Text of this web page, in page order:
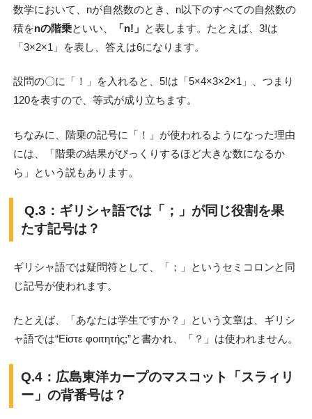
数学において、nが自然数のとき、n以下のすべての自然数の
積をnの階乗といい、 「n!」 と表します。たとえば、3!は
「3×2×1」を表し、答えは6になります。
設問の〇に「！」を入れると、5!は「5×4×3×2×1」、つまり
120を表すので、等式が成り立ちます。
ちなみに、階乗の記号に「！」が使われるようになった理由
には、「階乗の結果がびっくりするほど大きな数になるか
ら」という説もあります。
Q.3：ギリシャ語では「；」が同じ役割を果
たす記号は？
ギリシャ語では疑問符として、「；」というセミコロンと同
じ記号が使われます。
たとえば、「あなたは学生ですか？」という文章は、ギリシ
ャ語では“Είστε φοιτητής;”と書かれ、「？」は使われません。
Q.4：広島東洋カープのマスコット「スラィリ
ー」の背番号は？